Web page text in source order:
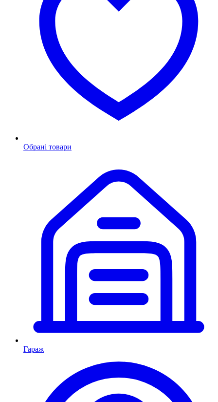
Обрані товари
Гараж